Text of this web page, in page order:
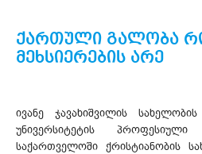
ქართული გალობა
მეხსიერების არე
ივანე ჯავახიშვილის
უნივერსიტეტის
საქართველოში ქრისტიანობის